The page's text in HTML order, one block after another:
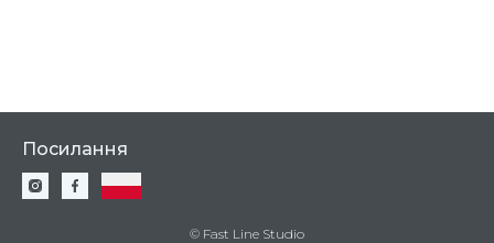
Посилання
© Fast Line Studio